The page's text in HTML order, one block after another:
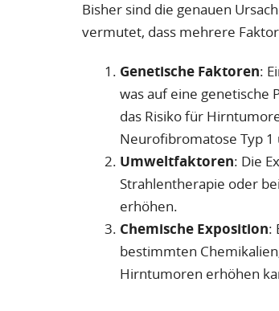
Bisher sind die genauen
vermutet, dass mehrere
Genetische Faktoren:
was auf eine genetische
das Risiko für
Neurofibromatose Typ 1
Umweltfaktoren: Die
Strahlentherapie oder
erhöhen.
Chemische Exposition:
bestimmten
Hirntumoren erhöhen